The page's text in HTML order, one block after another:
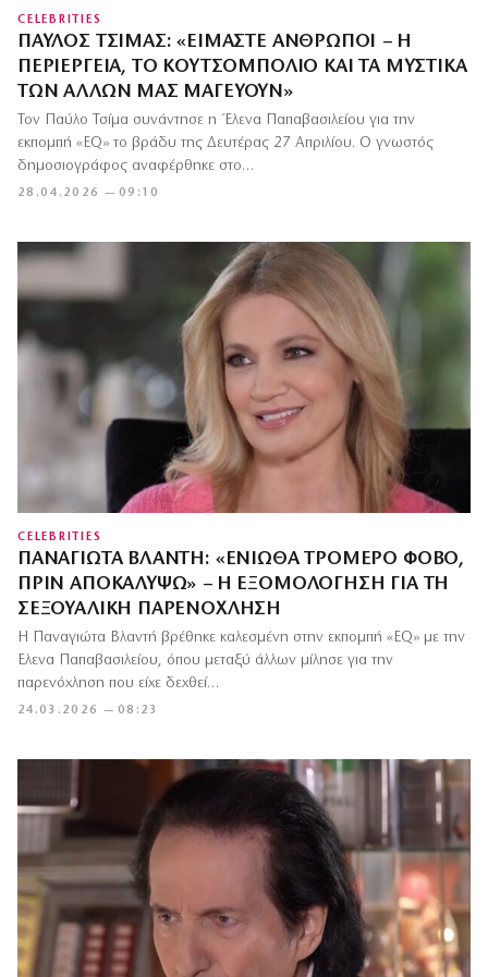
CELEBRITIES
ΠΑΎΛΟΣ ΤΣΊΜΑΣ: «ΕΊΜΑΣΤΕ ΆΝΘΡΩΠΟΙ – Η
ΠΕΡΙΈΡΓΕΙΑ, ΤΟ ΚΟΥΤΣΟΜΠΟΛΙΌ ΚΑΙ ΤΑ ΜΥΣΤΙΚΆ
ΤΩΝ ΆΛΛΩΝ ΜΑΣ ΜΑΓΕΎΟΥΝ»
28.04.2026 — 09:10
Τον Παύλο Τσίμα συνάντησε η Έλενα Παπαβασιλείου για την
εκπομπή «EQ» το βράδυ της Δευτέρας 27 Απριλίου. Ο γνωστός
δημοσιογράφος αναφέρθηκε στο…
CELEBRITIES
ΠΑΝΑΓΙΏΤΑ ΒΛΑΝΤΉ: «ΈΝΙΩΘΑ ΤΡΟΜΕΡΌ ΦΌΒΟ,
ΠΡΙΝ ΑΠΟΚΑΛΎΨΩ» – Η ΕΞΟΜΟΛΌΓΗΣΗ ΓΙΑ ΤΗ
ΣΕΞΟΥΑΛΙΚΉ ΠΑΡΕΝΌΧΛΗΣΗ
24.03.2026 — 08:23
Η Παναγιώτα Βλαντή βρέθηκε καλεσμένη στην εκπομπή «EQ» με την
Έλενα Παπαβασιλείου, όπου μεταξύ άλλων μίλησε για την
παρενόχληση που είχε δεχθεί…